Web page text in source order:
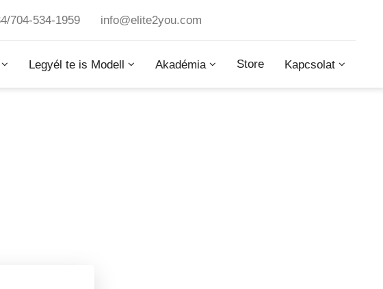
704-534-1959 info@elite2you.com
Legyél te is Modell Akadémia Store Kapcsolat